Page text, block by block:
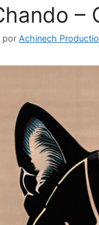
–
por Achinech